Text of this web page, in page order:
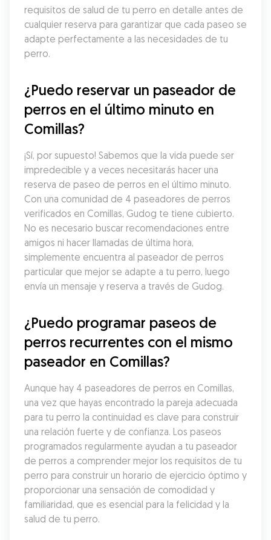
requisitos de salud de tu perro en detalle antes de
cualquier reserva para garantizar que cada paseo se
adapte perfectamente a las necesidades de tu
perro.
¿Puedo reservar un paseador de
perros en el último minuto en
Comillas?
¡Sí, por supuesto! Sabemos que la vida puede ser
impredecible y a veces necesitarás hacer una
reserva de paseo de perros en el último minuto.
Con una comunidad de 4 paseadores de perros
verificados en Comillas, Gudog te tiene cubierto.
No es necesario buscar recomendaciones entre
amigos ni hacer llamadas de última hora,
simplemente encuentra al paseador de perros
particular que mejor se adapte a tu perro, luego
envía un mensaje y reserva a través de Gudog.
¿Puedo programar paseos de
perros recurrentes con el mismo
paseador en Comillas?
Aunque hay 4 paseadores de perros en Comillas,
una vez que hayas encontrado la pareja adecuada
para tu perro la continuidad es clave para construir
una relación fuerte y de confianza. Los paseos
programados regularmente ayudan a tu paseador
de perros a comprender mejor los requisitos de tu
perro para construir un horario de ejercicio óptimo y
proporcionar una sensación de comodidad y
familiaridad, que es esencial para la felicidad y la
salud de tu perro.